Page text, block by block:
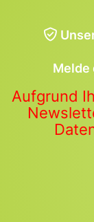
Melde
Aufgrund